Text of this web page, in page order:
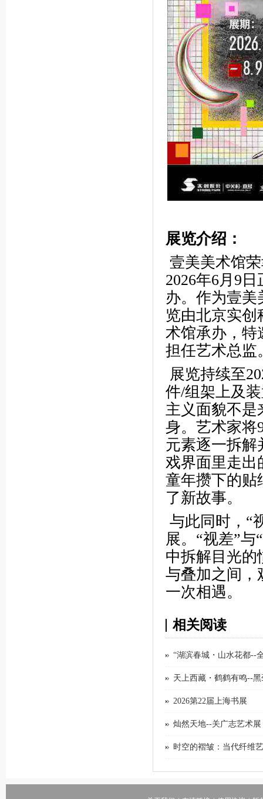
展览介绍：
壹美美术馆
2026年6月9
办。作为壹美
览由北京实
术馆承办，特
担任艺术总监
展览持续至
件/组架上及
主义面貌不是
身。艺术家将
元素逐一拆解
戏界面里走出
童年攒下的贴
了新故事。
与此同时，“
展。“视差”
中拆解目光的
与叠加之间，
一次相遇。
相关阅读
“湖滨春城・山水花都--
天上西藏・鹤鹤有鸣--
2026第22届上海书展
灿然天地--关广志艺术展
时空的褶皱：当代纤维